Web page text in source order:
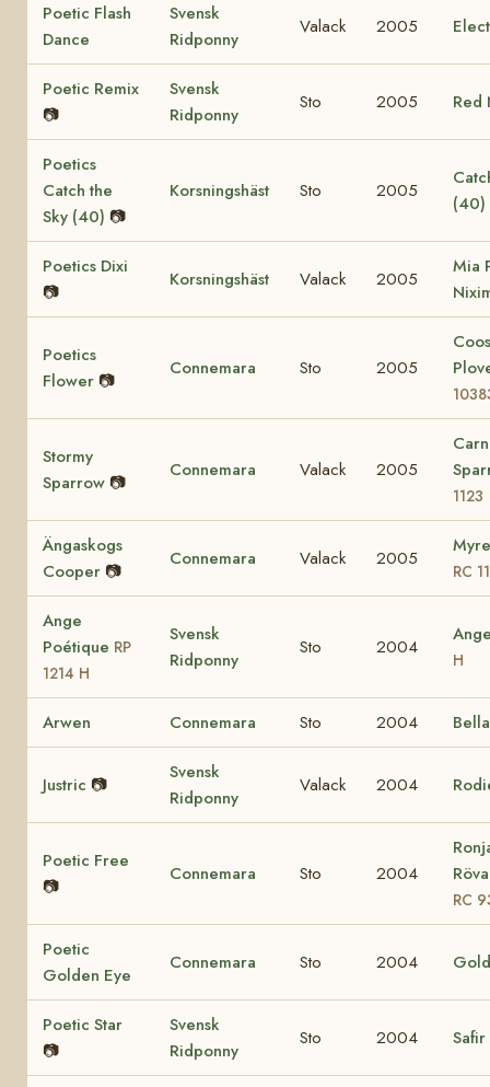
Poetic Flash
Dance
Svensk
Ridponny
Valack 2005
Poetic Remix
📷
Svensk
Ridponny
Sto 2005 Red
Poetics
Catch the
Sky (40) 📷
Korsningshäst Sto 2005
(40)
Poetics Dixi
📷
Korsningshäst Valack 2005
Mia
Poetics
Flower 📷
Connemara Sto 2005
Stormy
Sparrow 📷
Connemara Valack 2005
1123
Ängaskogs
Cooper 📷
Connemara Valack 2005
RC
Ange
Poétique RP
1214 H
Svensk
Ridponny
Sto 2004
H
Arwen Connemara Sto 2004
Justric 📷
Svensk
Ridponny
Valack 2004
Poetic Free
📷
Connemara Sto 2004
RC
Poetic
Golden Eye
Connemara Sto 2004
Poetic Star
📷
Svensk
Ridponny
Sto 2004 Safir